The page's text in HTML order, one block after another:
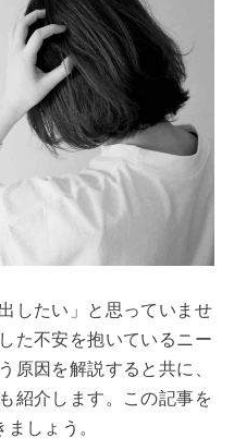
したい」と思っていませ
た不安を抱いているニー
原因を解説すると共に、
紹介します。この記事を
しょう。